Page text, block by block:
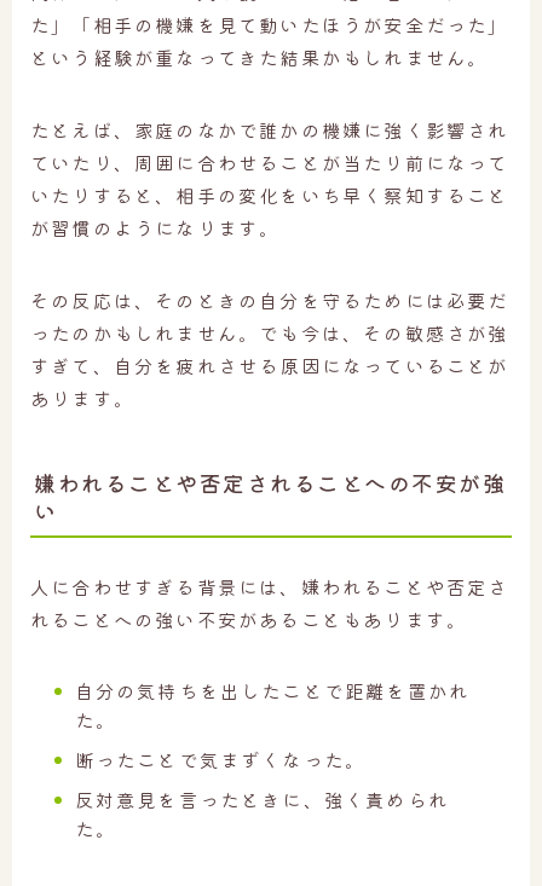
た」「相手の機嫌を見て動いたほうが安全だった」
という経験が重なってきた結果かもしれません。
たとえば、家庭のなかで誰かの機嫌に強く影響され
ていたり、周囲に合わせることが当たり前になって
いたりすると、相手の変化をいち早く察知すること
が習慣のようになります。
その反応は、そのときの自分を守るためには必要だ
ったのかもしれません。でも今は、その敏感さが強
すぎて、自分を疲れさせる原因になっていることが
あります。
嫌われることや否定されることへの不安が強
い
人に合わせすぎる背景には、嫌われることや否定さ
れることへの強い不安があることもあります。
自分の気持ちを出したことで距離を置かれ
た。
断ったことで気まずくなった。
反対意見を言ったときに、強く責められ
た。